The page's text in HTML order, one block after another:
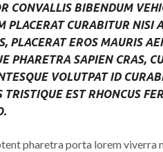
CONVALLIS BIBENDUM
PLACERAT CURABITUR NISI
PLACERAT EROS MAURIS
PHARETRA SAPIEN CRAS,
VOLUTPAT ID
TRISTIQUE EST RHONCUS
pharetra porta lorem viverra